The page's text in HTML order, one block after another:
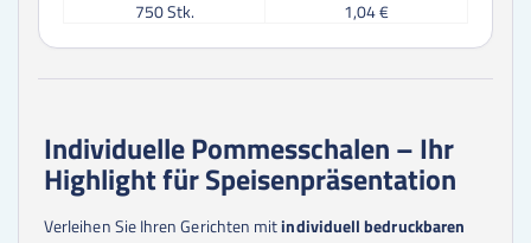
750Stk.
1,04 €
2000Stk.
0,56 €
7500Stk.
0,35 €
10000Stk.
0,29 €
15000
20000Stk. 0,27 €
Individuelle Pommesschalen – Ihr
Highlight für Speisenpräsentation
Verleihen Sie Ihren Gerichten mitindividuell bedruckbaren